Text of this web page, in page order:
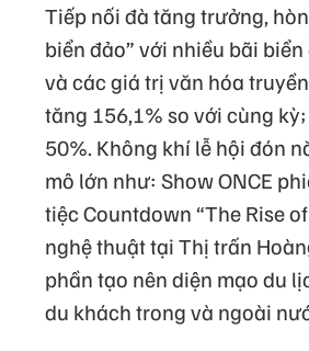
Tiếp nối đà tăng trưởng,
biển đảo” với nhiều bãi
và các giá trị văn hóa
tăng 156,1% so với cùng
50%. Không khí lễ hội đón
mô lớn như: Show ONCE
tiệc Countdown “The Rise
nghệ thuật tại Thị trấn
phần tạo nên diện mạo du
du khách trong và ngoài